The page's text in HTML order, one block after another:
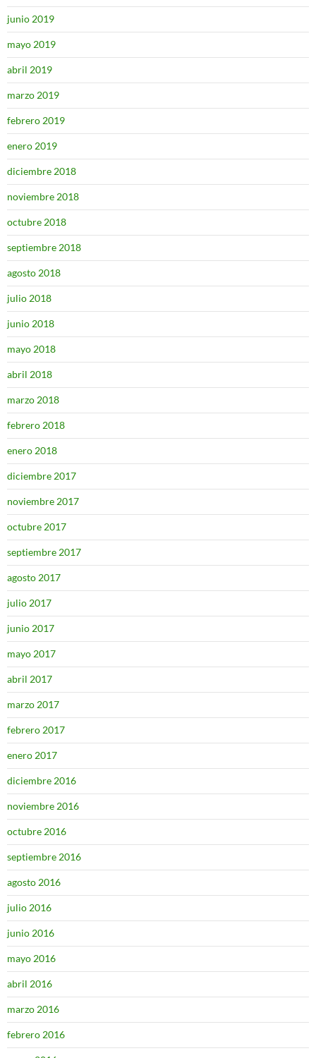
junio 2019
mayo 2019
abril 2019
marzo 2019
febrero 2019
enero 2019
diciembre 2018
noviembre 2018
octubre 2018
septiembre 2018
agosto 2018
julio 2018
junio 2018
mayo 2018
abril 2018
marzo 2018
febrero 2018
enero 2018
diciembre 2017
noviembre 2017
octubre 2017
septiembre 2017
agosto 2017
julio 2017
junio 2017
mayo 2017
abril 2017
marzo 2017
febrero 2017
enero 2017
diciembre 2016
noviembre 2016
octubre 2016
septiembre 2016
agosto 2016
julio 2016
junio 2016
mayo 2016
abril 2016
marzo 2016
febrero 2016